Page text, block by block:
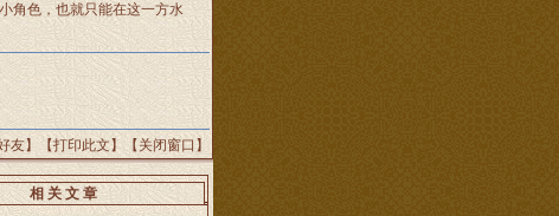
角色，也就只能在这一方水
友】【打印此文】【 关闭窗口】
相 关 文 章